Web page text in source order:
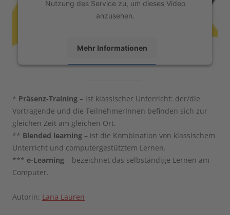
Nutzung des Service zu, um dieses Video
anzusehen.
Mehr Informationen
Platform
* Präsenz-Training – ist klassischer Unterricht: der/die
Vortragende und die TeilnehmerInnen befinden sich zur
gleichen Zeit am gleichen Ort.
** Blended learning – ist die Kombination von klassischem
Unterricht und computergestütztem Lernen.
*** e-Learning – bezeichnet das selbständige Lernen am
Computer.
Autorin: Lana Lauren